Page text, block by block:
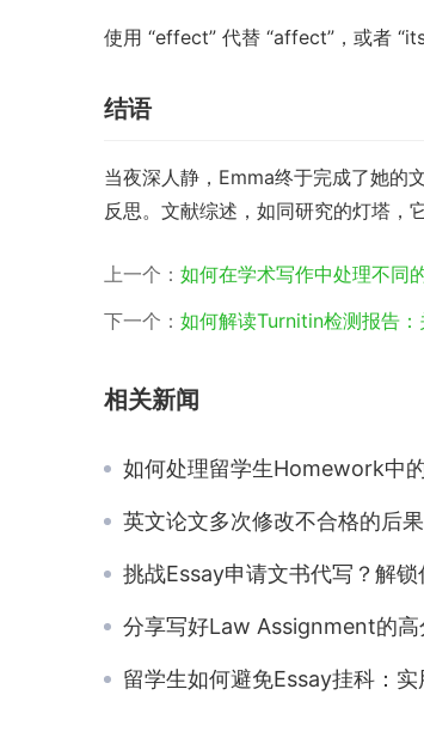
使用 “effect” 代替 “affect”，或者
结语
当夜深人静，Emma终于完成了她的
反思。文献综述，如同研究的灯塔，
上一个： 如何在学术写作中处理不同
下一个： 如何解读Turnitin检测报告
相关新闻
如何处理留学生Homework中
英文论文多次修改不合格的后果
挑战Essay申请文书代写？解锁你的留学
分享写好Law Assignment的高
留学生如何避免Essay挂科：实